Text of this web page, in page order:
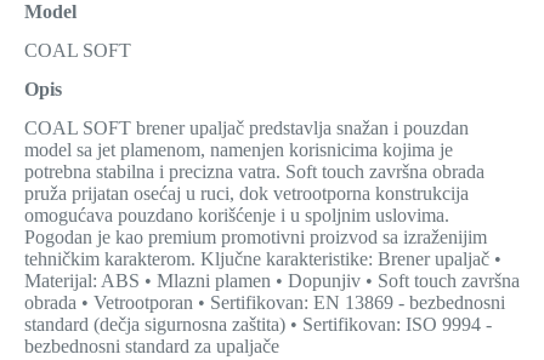
Model
COAL SOFT
Opis
COAL SOFT brener upaljač predstavlja snažan i pouzdan
model sa jet plamenom, namenjen korisnicima kojima je
potrebna stabilna i precizna vatra. Soft touch završna obrada
pruža prijatan osećaj u ruci, dok vetrootporna konstrukcija
omogućava pouzdano korišćenje i u spoljnim uslovima.
Pogodan je kao premium promotivni proizvod sa izraženijim
tehničkim karakterom. Ključne karakteristike: Brener upaljač •
Materijal: ABS • Mlazni plamen • Dopunjiv • Soft touch završna
obrada • Vetrootporan • Sertifikovan: EN 13869 - bezbednosni
standard (dečja sigurnosna zaštita) • Sertifikovan: ISO 9994 -
bezbednosni standard za upaljače